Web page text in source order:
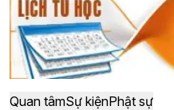
Quan tâmSự kiệnPhật sự